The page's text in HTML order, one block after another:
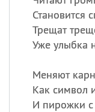
Становится
Трещат
Уже улыбка
Меняют
Как символ
И пирожки